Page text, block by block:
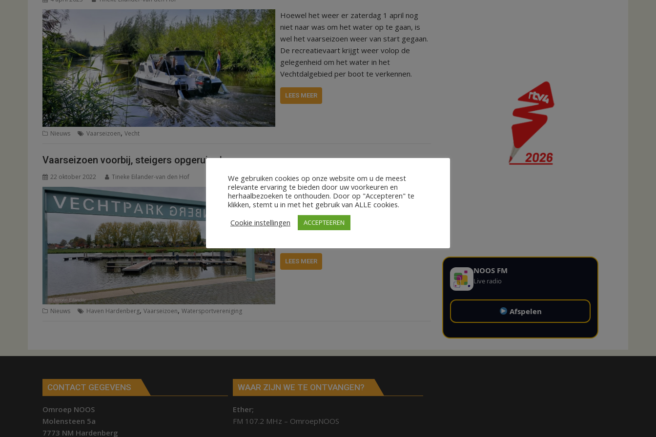
Hoewel het weer er zaterdag 1 april nog
niet naar was om het water op te gaan, is
wel het vaarseizoen weer van start gegaan.
De recreatievaart krijgt weer volop de
gelegenheid om het water in het
Vechtdalgebied per boot te verkennen.
LEES MEER
Nieuws Vaarseizoen, Vecht
Vaarseizoen voorbij, steigers opgeruimd
22 oktober 2022 Tineke Eilander-van den Hof
Het vaarseizoen in het gebied van
Waterschap Vechtstromen is voorbij. De
haven in Hardenberg ligt er verlaten bij.
Afgelopen week zijn alle boten uit het water
LEES MEER
Nieuws Haven Hardenberg, Vaarseizoen, Watersportvereniging
NOOS FM
Live radio
Afspelen
CONTACT GEGEVENS
Omroep NOOS
Molensteen 5a
7773 NM Hardenberg
WAAR ZIJN WE TE ONTVANGEN?
Ether;
FM 107.2 MHz – OmroepNOOS
We gebruiken cookies op onze website om u de meest
relevante ervaring te bieden door uw voorkeuren en
herhaalbezoeken te onthouden. Door op "Accepteren" te
klikken, stemt u in met het gebruik van ALLE cookies.
Cookie instellingen
ACCEPTEEREN